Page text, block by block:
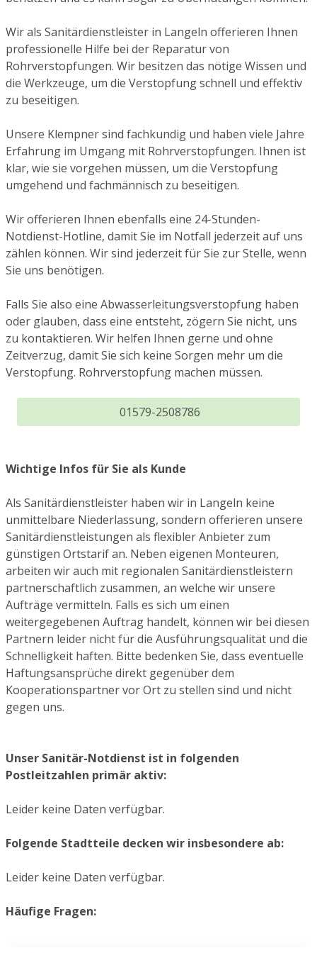
Wir als Sanitärdienstleister in Langeln offerieren Ihnen
professionelle Hilfe bei der Reparatur von
Rohrverstopfungen. Wir besitzen das nötige Wissen und
die Werkzeuge, um die Verstopfung schnell und effektiv
zu beseitigen.
Unsere Klempner sind fachkundig und haben viele Jahre
Erfahrung im Umgang mit Rohrverstopfungen. Ihnen ist
klar, wie sie vorgehen müssen, um die Verstopfung
umgehend und fachmännisch zu beseitigen.
Wir offerieren Ihnen ebenfalls eine 24-Stunden-
Notdienst-Hotline, damit Sie im Notfall jederzeit auf uns
zählen können. Wir sind jederzeit für Sie zur Stelle, wenn
Sie uns benötigen.
Falls Sie also eine Abwasserleitungsverstopfung haben
oder glauben, dass eine entsteht, zögern Sie nicht, uns
zu kontaktieren. Wir helfen Ihnen gerne und ohne
Zeitverzug, damit Sie sich keine Sorgen mehr um die
Verstopfung. Rohrverstopfung machen müssen.
01579-2508786
Wichtige Infos für Sie als Kunde
Als Sanitärdienstleister haben wir in Langeln keine
unmittelbare Niederlassung, sondern offerieren unsere
Sanitärdienstleistungen als flexibler Anbieter zum
günstigen Ortstarif an. Neben eigenen Monteuren,
arbeiten wir auch mit regionalen Sanitärdienstleistern
partnerschaftlich zusammen, an welche wir unsere
Aufträge vermitteln. Falls es sich um einen
weitergegebenen Auftrag handelt, können wir bei diesen
Partnern leider nicht für die Ausführungsqualität und die
Schnelligkeit haften. Bitte bedenken Sie, dass eventuelle
Haftungsansprüche direkt gegenüber dem
Kooperationspartner vor Ort zu stellen sind und nicht
gegen uns.
Unser Sanitär-Notdienst ist in folgenden
Postleitzahlen primär aktiv:
Leider keine Daten verfügbar.
Folgende Stadtteile decken wir insbesondere ab:
Leider keine Daten verfügbar.
Häufige Fragen: